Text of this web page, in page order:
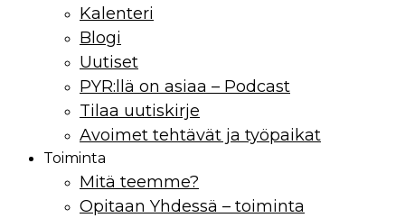
Kalenteri
Blogi
Uutiset
PYR:llä on asiaa – Podcast
Tilaa uutiskirje
Avoimet tehtävät ja työpaikat
Toiminta
Mitä teemme?
Opitaan Yhdessä – toiminta